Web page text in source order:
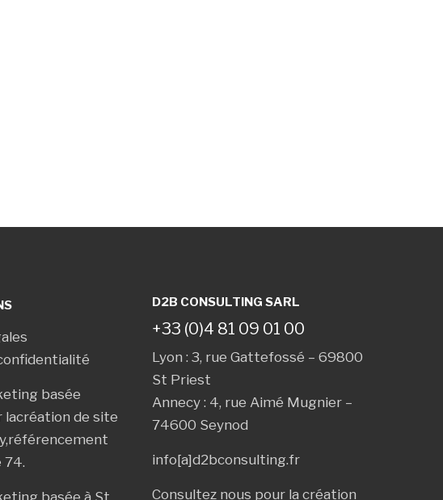
basée
lacréation de site
,référencement
74.
basée à St
D2B CONSULTING SARL
+33 (0)4 81 09 01 00
Lyon : 3, rue Gattefossé – 69800
St Priest
Annecy : 4, rue Aimé Mugnier –
74600 Seynod
info[a]d2bconsulting.fr
Consultez nous pour la création